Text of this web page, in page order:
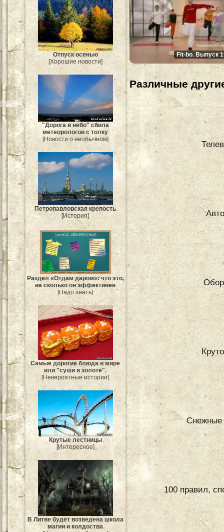
Отпуск осенью
[Хорошие новости]
"Дорога в небо" сбила
метеорологов с толку
[Новости о необычном]
Петропавловская крепость
[История]
Раздел «Отдам даром»: что это,
на сколько он эффективен
[Надо знать]
Самые дорогие блюда в мире
или "суши в золоте".
[Невероятные истории]
Крутые лестницы
[Интересное]
В Литве будет возведена школа
магии и колдоства
Fit-bo. Выпуск
Различные
Снежные
100 правил,